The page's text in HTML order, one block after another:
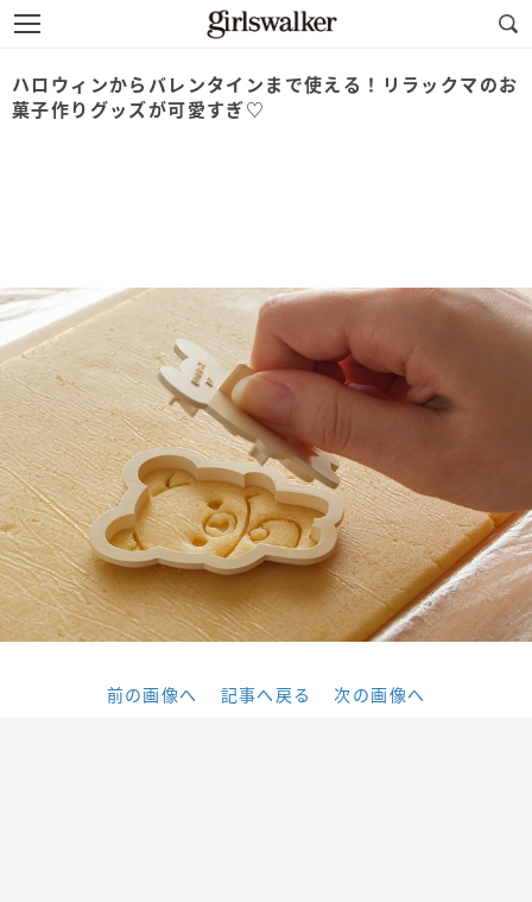
ハロウィンからバレンタインまで使える！リラックマのお
菓子作りグッズが可愛すぎ♡
前の画像へ 記事へ戻る 次の画像へ